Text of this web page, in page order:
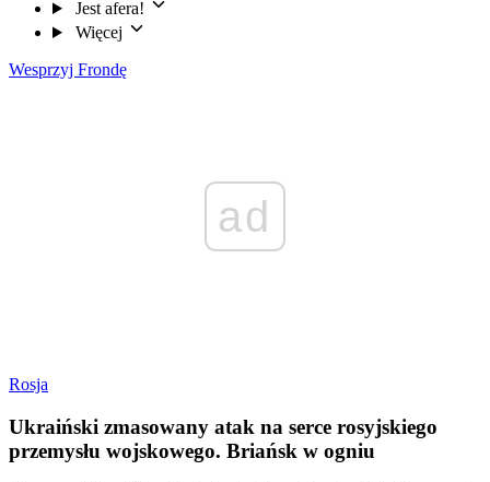
Jest afera!
Więcej
Wesprzyj Frondę
ad
Rosja
Ukraiński zmasowany atak na serce rosyjskiego
przemysłu wojskowego. Briańsk w ogniu